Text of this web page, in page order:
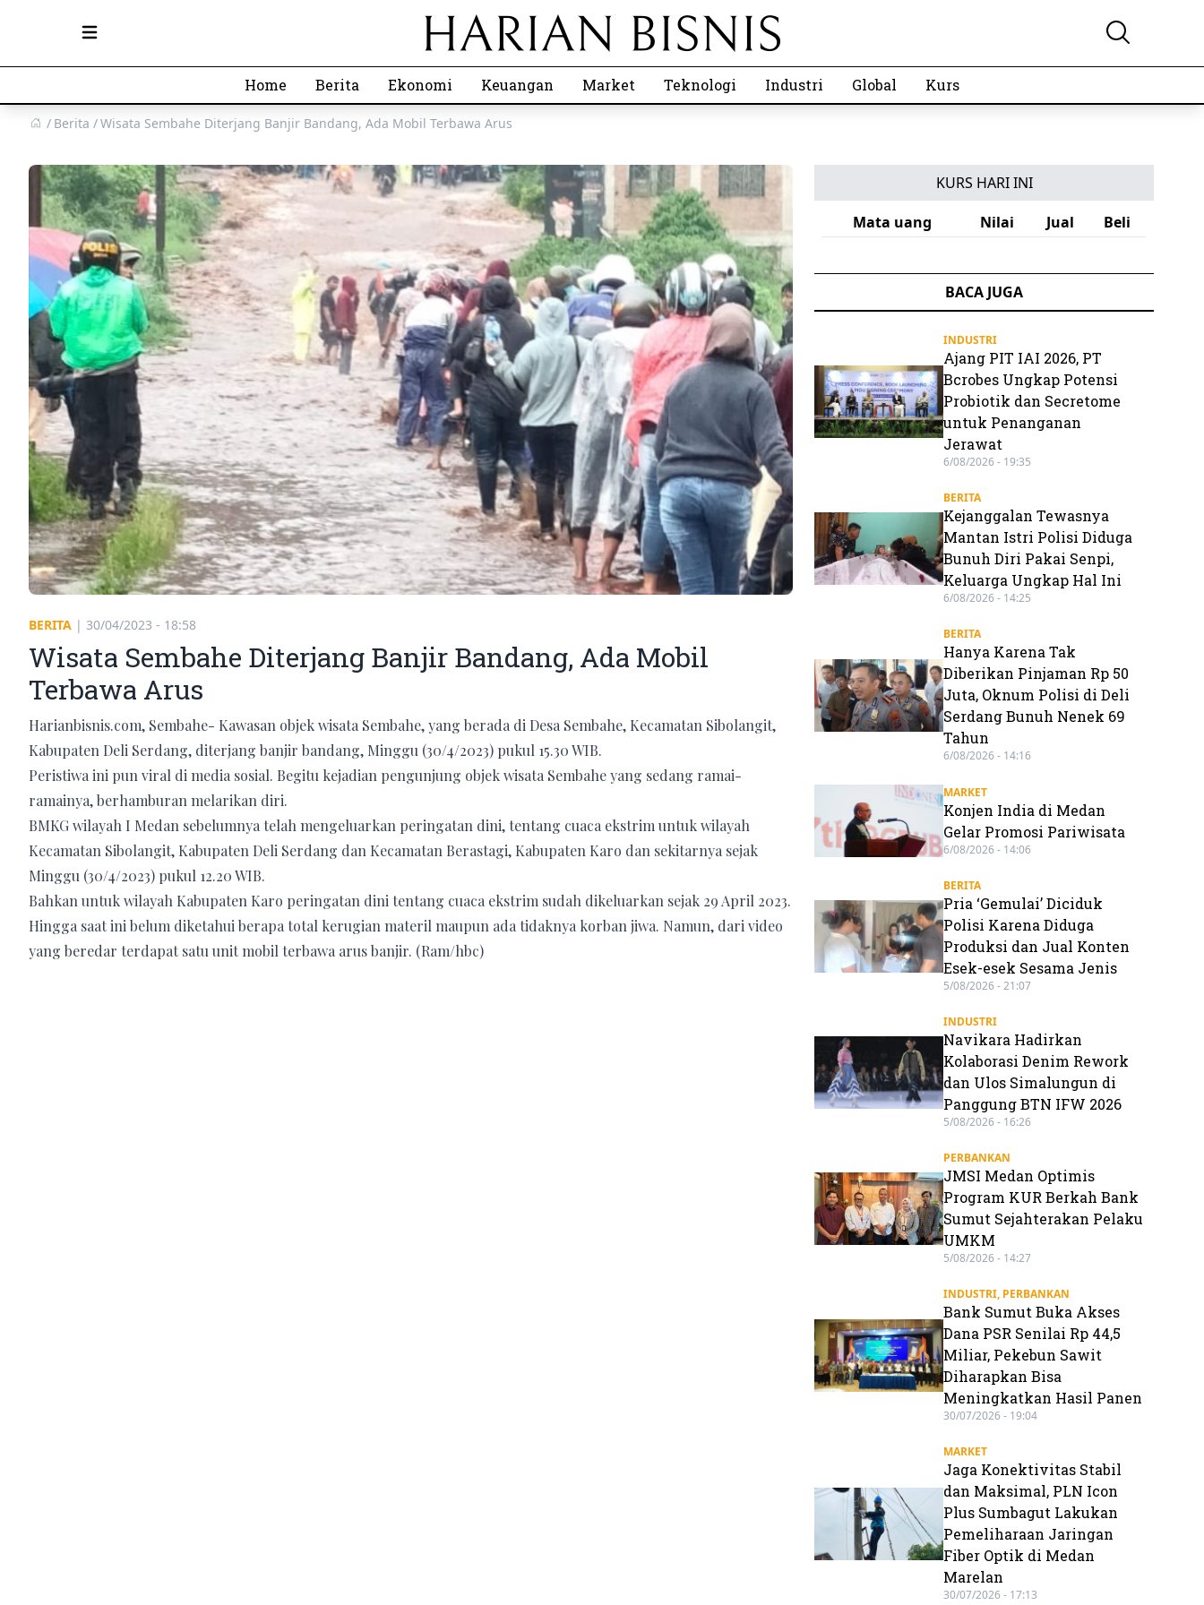
Open main menu
Home Berita Ekonomi Keuangan Market Teknologi Industri Global Kurs
Berita Wisata Sembahe Diterjang Banjir Bandang, Ada Mobil Terbawa Arus
BERITA | 30/04/2023 - 18:58
Wisata Sembahe Diterjang Banjir Bandang, Ada Mobil
Terbawa Arus
Harianbisnis.com, Sembahe- Kawasan objek wisata Sembahe, yang berada di Desa Sembahe, Kecamatan Sibolangit,
Kabupaten Deli Serdang, diterjang banjir bandang, Minggu (30/4/2023) pukul 15.30 WIB.
Peristiwa ini pun viral di media sosial. Begitu kejadian pengunjung objek wisata Sembahe yang sedang ramai-
ramainya, berhamburan melarikan diri.
BMKG wilayah I Medan sebelumnya telah mengeluarkan peringatan dini, tentang cuaca ekstrim untuk wilayah
Kecamatan Sibolangit, Kabupaten Deli Serdang dan Kecamatan Berastagi, Kabupaten Karo dan sekitarnya sejak
Minggu (30/4/2023) pukul 12.20 WIB.
Bahkan untuk wilayah Kabupaten Karo peringatan dini tentang cuaca ekstrim sudah dikeluarkan sejak 29 April 2023.
Hingga saat ini belum diketahui berapa total kerugian materil maupun ada tidaknya korban jiwa. Namun, dari video
yang beredar terdapat satu unit mobil terbawa arus banjir. (Ram/hbc)
KURS HARI INI
Mata uang
Nilai Jual Beli
BACA JUGA
INDUSTRI
Ajang PIT IAI 2026, PT
Bcrobes Ungkap Potensi
Probiotik dan Secretome
untuk Penanganan
Jerawat
6/08/2026 - 19:35
BERITA
Kejanggalan Tewasnya
Mantan Istri Polisi Diduga
Bunuh Diri Pakai Senpi,
Keluarga Ungkap Hal Ini
6/08/2026 - 14:25
BERITA
Hanya Karena Tak
Diberikan Pinjaman Rp 50
Juta, Oknum Polisi di Deli
Serdang Bunuh Nenek 69
Tahun
6/08/2026 - 14:16
MARKET
Konjen India di Medan
Gelar Promosi Pariwisata
6/08/2026 - 14:06
BERITA
Pria ‘Gemulai’ Diciduk
Polisi Karena Diduga
Produksi dan Jual Konten
Esek-esek Sesama Jenis
5/08/2026 - 21:07
INDUSTRI
Navikara Hadirkan
Kolaborasi Denim Rework
dan Ulos Simalungun di
Panggung BTN IFW 2026
5/08/2026 - 16:26
PERBANKAN
JMSI Medan Optimis
Program KUR Berkah Bank
Sumut Sejahterakan Pelaku
UMKM
5/08/2026 - 14:27
INDUSTRI, PERBANKAN
Bank Sumut Buka Akses
Dana PSR Senilai Rp 44,5
Miliar, Pekebun Sawit
Diharapkan Bisa
Meningkatkan Hasil Panen
30/07/2026 - 19:04
MARKET
Jaga Konektivitas Stabil
dan Maksimal, PLN Icon
Plus Sumbagut Lakukan
Pemeliharaan Jaringan
Fiber Optik di Medan
Marelan
30/07/2026 - 17:13